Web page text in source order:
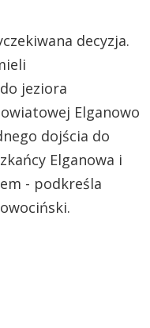
decyzja.
jeziora
Elganowo
dojścia do
Elganowa i
- podkreśla